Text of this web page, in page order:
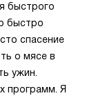
быстрого
быстро
спасение
о мясе в
ужин.
программ. Я